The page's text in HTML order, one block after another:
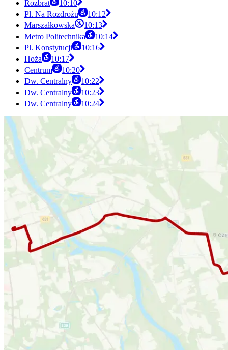
Rozbrat
10:10
Pl. Na Rozdrożu
10:12
Marszałkowska
10:13
Metro Politechnika
10:14
Pl. Konstytucji
10:16
Hoża
10:17
Centrum
10:20
Dw. Centralny
10:22
Dw. Centralny
10:23
Dw. Centralny
10:24